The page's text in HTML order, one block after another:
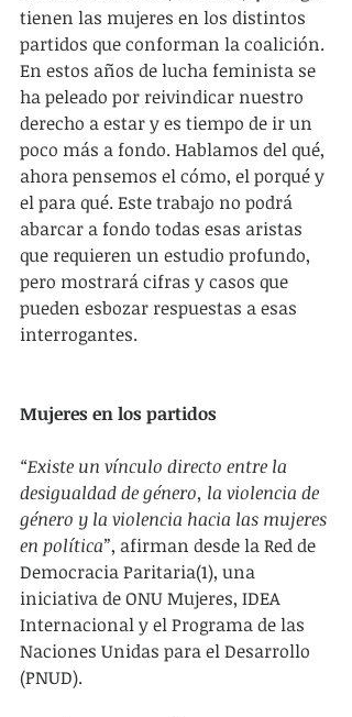
tienen las mujeres en los distintos
partidos que conforman la coalición.
En estos años de lucha feminista se
ha peleado por reivindicar nuestro
derecho a estar y es tiempo de ir un
poco más a fondo. Hablamos del qué,
ahora pensemos el cómo, el porqué y
el para qué. Este trabajo no podrá
abarcar a fondo todas esas aristas
que requieren un estudio profundo,
pero mostrará cifras y casos que
pueden esbozar respuestas a esas
interrogantes.
Mujeres en los partidos
“Existe un vínculo directo entre la
desigualdad de género, la violencia de
género y la violencia hacia las mujeres
en política”, afirman desde la Red de
Democracia Paritaria(1), una
iniciativa de ONU Mujeres, IDEA
Internacional y el Programa de las
Naciones Unidas para el Desarrollo
(PNUD).